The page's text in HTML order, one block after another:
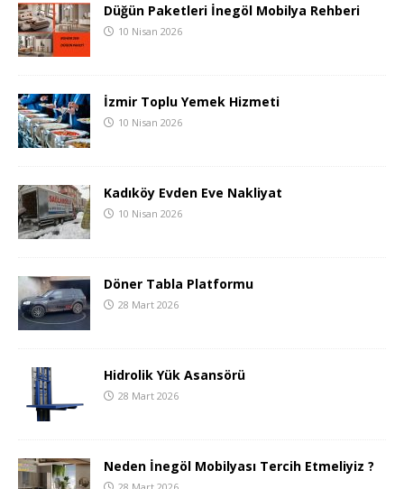
Düğün Paketleri İnegöl Mobilya Rehberi
10 Nisan 2026
İzmir Toplu Yemek Hizmeti
10 Nisan 2026
Kadıköy Evden Eve Nakliyat
10 Nisan 2026
Döner Tabla Platformu
28 Mart 2026
Hidrolik Yük Asansörü
28 Mart 2026
Neden İnegöl Mobilyası Tercih Etmeliyiz ?